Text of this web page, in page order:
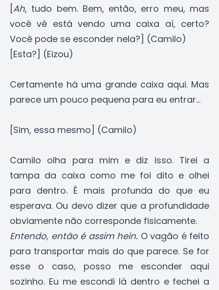
[Ah, tudo bem. Bem, então, erro meu, mas
você vê está vendo uma caixa aí, certo?
Você pode se esconder nela?] (Camilo)
[Esta?] (Eizou)
Certamente há uma grande caixa aqui. Mas
parece um pouco pequena para eu entrar...
[Sim, essa mesmo] (Camilo)
Camilo olha para mim e diz isso. Tirei a
tampa da caixa como me foi dito e olhei
para dentro. É mais profunda do que eu
esperava. Ou devo dizer que a profundidade
obviamente não corresponde fisicamente.
Entendo, então é assim hein. O vagão é feito
para transportar mais do que parece. Se for
esse o caso, posso me esconder aqui
sozinho. Eu me escondi lá dentro e fechei a